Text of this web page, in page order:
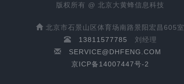
版权所有 @ 北京大黄蜂信息科技
北京市石景山区体育场南路景阳宏昌605室
13811577785
刘经理
SERVICE@DHFENG.COM
京ICP备14007447号-2